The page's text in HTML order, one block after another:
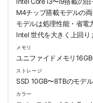
M4チップ搭載モデルの
モデルは処理性能・省電
Intel 世代を大きく上回り
メモリ
ユニファイドメモリ
ストレージ
SSD 10GB〜8TBのモデ
カラー